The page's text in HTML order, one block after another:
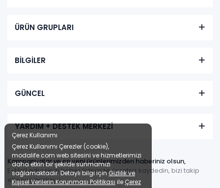
ÜRÜN GRUPLARI
BİLGİLER
GÜNCEL
YARDIM + DESTEK MERKEZİ
Kampanyalar ve en yeni ürünlerimizden haberiniz olsun,
E-Mail adresinizi haber listemize ücretsiz kaydedin, bizi takip
etmeye başlayın.
Çerez Kullanımı
Çerez Kullanımı Çerezler (cookie),
modalife.com web sitesini ve hizmetlerimizi
daha etkin bir şekilde sunmamızı
sağlamaktadır. Detaylı bilgi içinGizlilik ve
Kişisel Verilerin Korunması Politikası ile Çerez